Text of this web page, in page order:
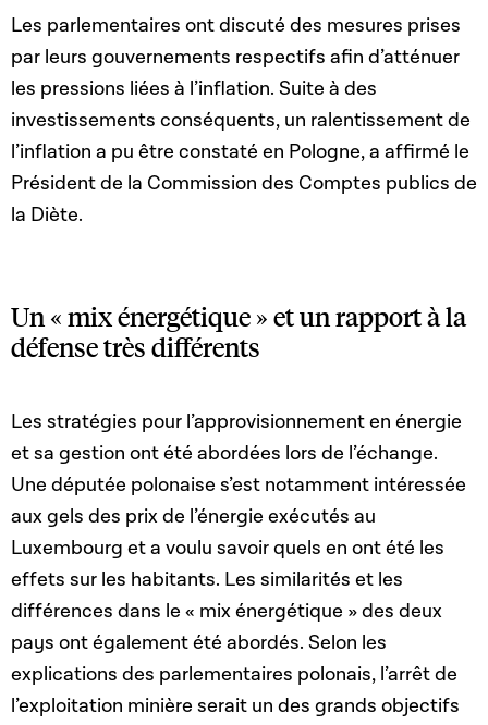
Les parlementaires ont discuté des mesures prises
par leurs gouvernements respectifs afin d’atténuer
les pressions liées à l’inflation. Suite à des
investissements conséquents, un ralentissement de
l’inflation a pu être constaté en Pologne, a affirmé le
Président de la Commission des Comptes publics de
la Diète.
Un « mix énergétique » et un rapport à la
défense très différents
Les stratégies pour l’approvisionnement en énergie
et sa gestion ont été abordées lors de l’échange.
Une députée polonaise s’est notamment intéressée
aux gels des prix de l’énergie exécutés au
Luxembourg et a voulu savoir quels en ont été les
effets sur les habitants. Les similarités et les
différences dans le « mix énergétique » des deux
pays ont également été abordés. Selon les
explications des parlementaires polonais, l’arrêt de
l’exploitation minière serait un des grands objectifs